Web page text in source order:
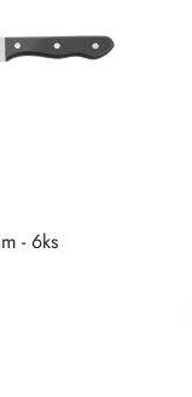
- 6ks